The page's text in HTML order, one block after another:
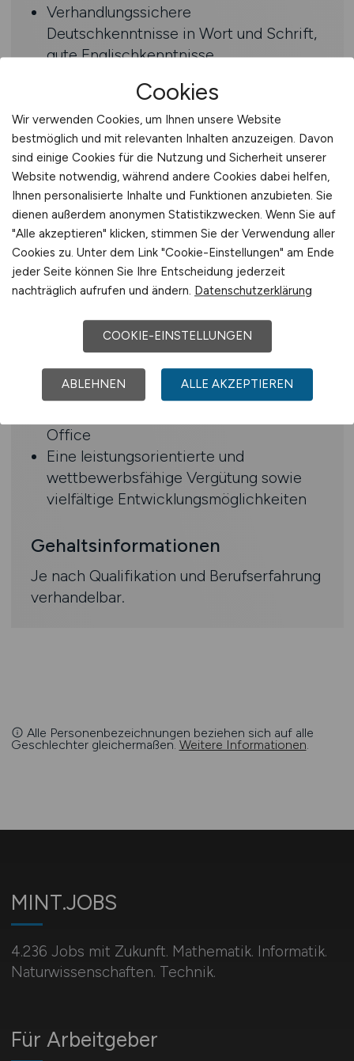
Verhandlungssichere
Deutschkenntnisse in Wort und Schrift,
gute Englischkenntnisse
Lage auch unkonventionelle
Problemlösungen zu erarbeiten,
motiviert und leistungsbereit,
kommunikativ sowie strukturiertes
Arbeiten gewöhnt
Benefits
Unbefristete Tätigkeit bei einem
führenden Bauplanungsunternehmen
leistungsstarkes Team mit flachen
Hierarchien und kurzen
Entscheidungswegen
Viel Gestaltungsspielraum im Rahmen
Office
Eine leistungsorientierte und
wettbewerbsfähige Vergütung sowie
vielfältige Entwicklungsmöglichkeiten
Gehaltsinformationen
Je nach Qualifikation und Berufserfahrung
verhandelbar.
Alle Personenbezeichnungen beziehen sich auf alle
Geschlechter gleichermaßen. Weitere Informationen.
MINT.JOBS
4.236 Jobs mit Zukunft. Mathematik. Informatik.
Naturwissenschaften. Technik.
Für Arbeitgeber
Cookies
Wir verwenden Cookies, um Ihnen unsere Website
bestmöglich und mit relevanten Inhalten anzuzeigen. Davon
sind einige Cookies für die Nutzung und Sicherheit unserer
Website notwendig, während andere Cookies dabei helfen,
Ihnen personalisierte Inhalte und Funktionen anzubieten. Sie
dienen außerdem anonymen Statistikzwecken. Wenn Sie auf
"Alle akzeptieren" klicken, stimmen Sie der Verwendung aller
Cookies zu. Unter dem Link "Cookie-Einstellungen" am Ende
jeder Seite können Sie Ihre Entscheidung jederzeit
nachträglich aufrufen und ändern. Datenschutzerklärung
COOKIE-EINSTELLUNGEN
ABLEHNEN ALLE AKZEPTIEREN